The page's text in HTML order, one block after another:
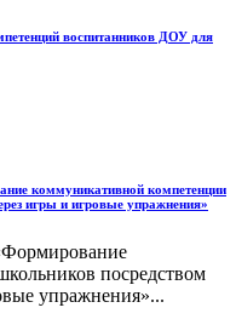
воспитанников ДОУ для
коммуникативной компетенции
игры и игровые упражнения»
посредством
упражнения»...